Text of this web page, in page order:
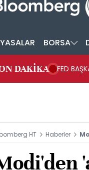
BORSA
DAKİKA FED
HT Haberler